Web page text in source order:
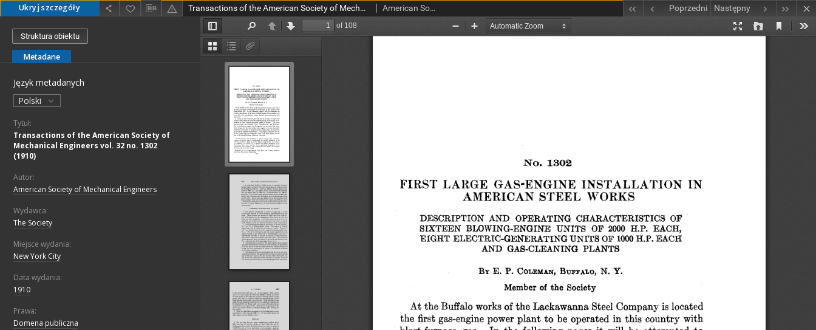
Ukryj szczegóły Transactions of the American Society of Mechanical Engineers vol. 32 no. 1302 (1910) American Society of Mechanical Engineers Poprzedni Następny
Struktura obiektu
Metadane
Język metadanych
Polski
Tytuł:
Transactions of the American Society of
Mechanical Engineers vol. 32 no. 1302
(1910)
Autor:
American Society of Mechanical Engineers
Wydawca:
The Society
Miejsce wydania:
New York City
Data wydania:
1910
Prawa:
Domena publiczna